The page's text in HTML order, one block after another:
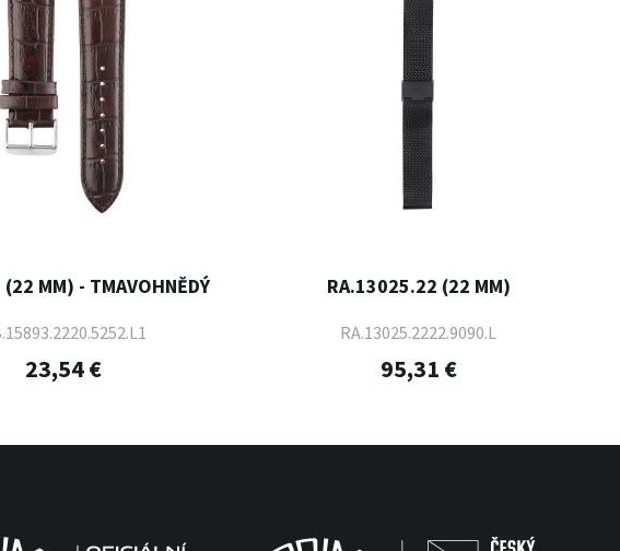
MM) - TMAVOHNĚDÝ
23,54 €
RA.13025.22 (22 MM)
RA.13025.2222.9090.L
95,31 €